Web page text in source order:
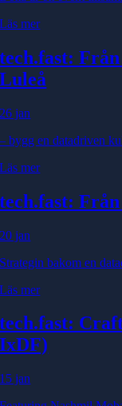
Läs mer
tech.fast:
Luleå
26 jan
– bygg en datadriven
Läs mer
tech.fast:
20 jan
Strategin bakom en
Läs mer
tech.fast:
IxDF)
15 jan